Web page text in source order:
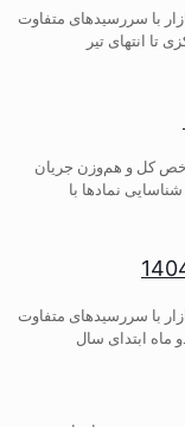
با سررسیدهای متفاوت
کل و هم‌وزن جریان
نمادها با
با سررسیدهای متفاوت